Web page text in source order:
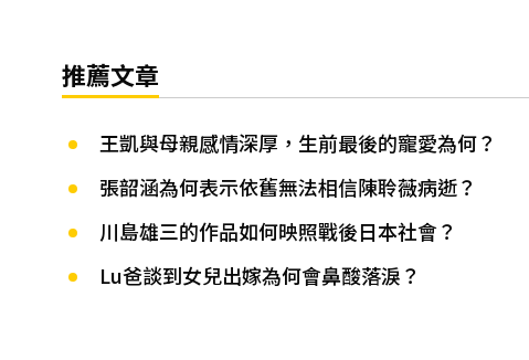
推薦文章
王凱與母親感情深厚，生前最後的寵愛為何？
張韶涵為何表示依舊無法相信陳聆薇病逝？
川島雄三的作品如何映照戰後日本社會？
Lu爸談到女兒出嫁為何會鼻酸落淚？